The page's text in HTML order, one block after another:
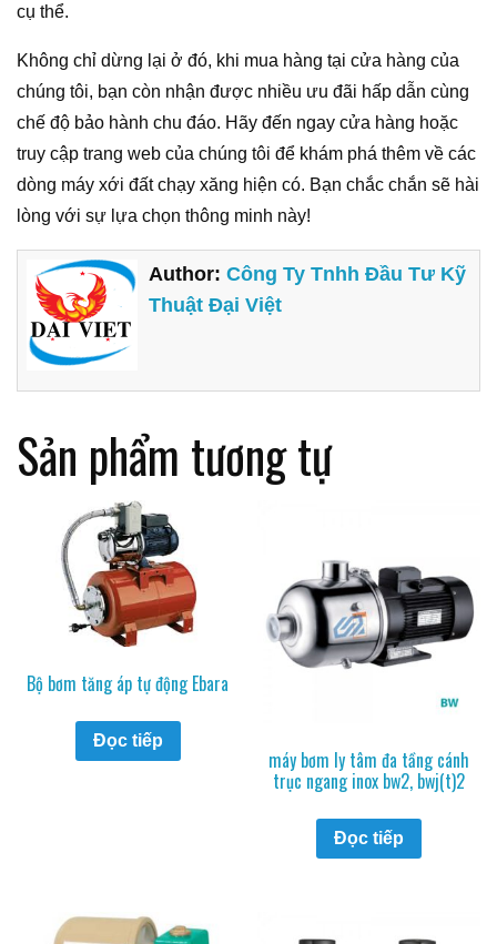
cụ thể.
Không chỉ dừng lại ở đó, khi mua hàng tại cửa hàng của
chúng tôi, bạn còn nhận được nhiều ưu đãi hấp dẫn cùng
chế độ bảo hành chu đáo. Hãy đến ngay cửa hàng hoặc
truy cập trang web của chúng tôi để khám phá thêm về các
dòng máy xới đất chạy xăng hiện có. Bạn chắc chắn sẽ hài
lòng với sự lựa chọn thông minh này!
Author:Công Ty Tnhh Đầu Tư Kỹ
Thuật Đại Việt
Sản phẩm tương tự
Bộ bơm tăng áp tự động Ebara
Đọc tiếp
máy bơm ly tâm đa tầng cánh
trục ngang inox bw2, bwj(t)2
Đọc tiếp